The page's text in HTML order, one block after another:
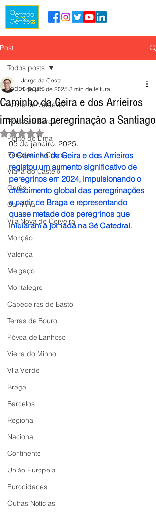
Post
Todos posts
Arcos de Valdevez
Ponte da Barca
Ponte de Lima
Paredes de Coura
Viana do Castelo
Gerês
Caminha
Vila Nova de Cerveira
Monção
Valença
Melgaço
Montalegre
Cabeceiras de Basto
Terras de Bouro
Póvoa de Lanhoso
Vieira do Minho
Vila Verde
Braga
Barcelos
Regional
Nacional
Continente
União Europeia
Eurocidades
Outras Notícias
Todos posts
Caminho da Geira e dos Arrieiros
impulsiona peregrinação a Santiago
Jorge da Costa
4 de jan. de 2025 3 min de leitura
Avaliado com NaN de 5 estrelas.
05 de janeiro, 2025.
O Caminho da Geira e dos Arrieiros
registou um aumento significativo de
peregrinos em 2024, impulsionando o
crescimento global das peregrinações
a partir de Braga e representando
quase metade dos peregrinos que
iniciaram a jornada na Sé Catedral.